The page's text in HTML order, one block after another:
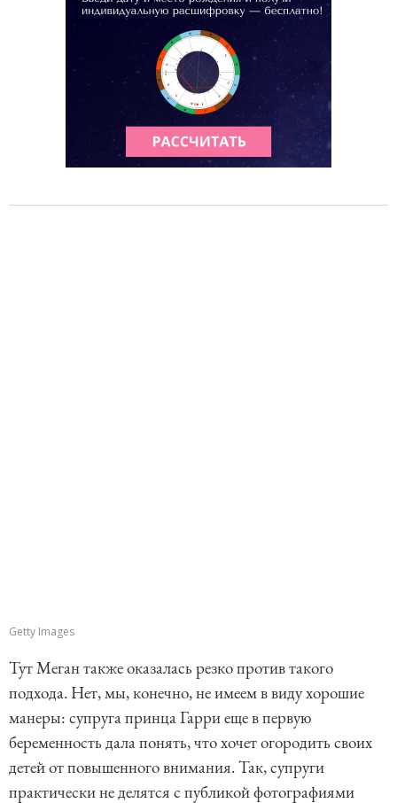
Getty Images
Тут Меган также оказалась резко против такого
подхода. Нет, мы, конечно, не имеем в виду хорошие
манеры: супруга принца Гарри еще в первую
беременность дала понять, что хочет огородить своих
детей от повышенного внимания. Так, супруги
практически не делятся с публикой фотографиями